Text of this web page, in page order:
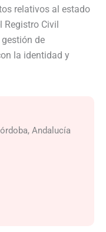
relativos al estado
Registro Civil
de
la identidad y
Andalucía